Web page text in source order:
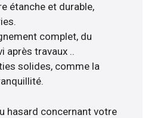
étanche et durable,
complet, du
après travaux ..
solides, comme la
hasard concernant votre